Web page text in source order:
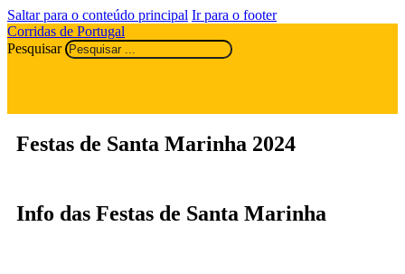
Saltar para o conteúdo principal Ir para o footer
Corridas de Portugal
Pesquisar
Festas de Santa Marinha 2024
Info das Festas de Santa Marinha